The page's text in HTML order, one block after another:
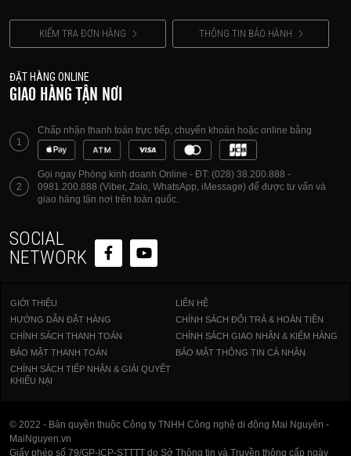
KIỂM TRA ĐƠN HÀNG THÔNG TIN BẢO HÀNH
ĐẶT HÀNG ONLINE
GIAO HÀNG TẬN NƠI
1
Chấp nhận thanh toán trực tiếp, chuyển khoản hoặc online bằng
2
Gọi ngay Phòng kinh doanh Online - ĐT: (028) 38.200.888 -
0981.200.888 (Viber, Zalo, WhatsApp, iMessage) để được tư vấn và
giao hàng tận nơi trên toàn quốc.
SOCIAL
NETWORK
GIỚI THIỆU
LIÊN HỆ
HƯỚNG DẪN ĐẶT HÀNG
CHÍNH SÁCH ĐỔI TRẢ & HOÀN TIỀN
CHÍNH SÁCH THANH TOÁN
CHÍNH SÁCH GIAO NHẬN & KIỂM HÀNG
BẢO MẬT THANH TOÁN
BẢO MẬT THÔNG TIN CÁ NHÂN
CHÍNH SÁCH TIẾP NHẬN & GIẢI QUYẾT
KHIẾU NẠI
© 2022 - Bản quyền thuộc Công ty TNHH Công nghệ di động Mai Nguyên -
MaiNguyen.vn
Giấy phép số 79/GP-ICP-STTTT do Sở Thông tin và Truyền thông cấp ngày